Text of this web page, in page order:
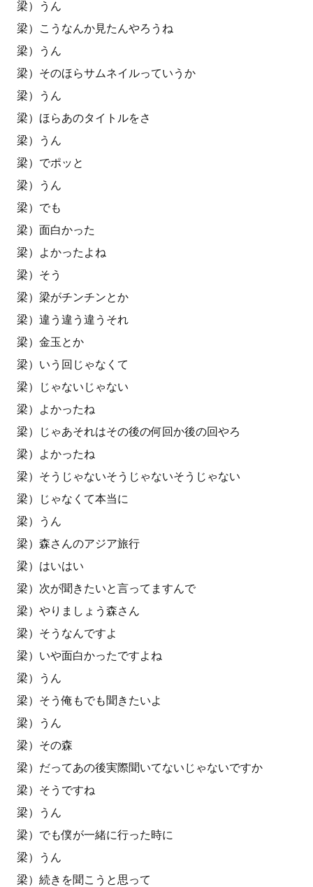
梁）うん
梁）こうなんか見たんやろうね
梁）うん
梁）そのほらサムネイルっていうか
梁）うん
梁）ほらあのタイトルをさ
梁）うん
梁）でポッと
梁）うん
梁）でも
梁）面白かった
梁）よかったよね
梁）そう
梁）梁がチンチンとか
梁）違う違う違うそれ
梁）金玉とか
梁）いう回じゃなくて
梁）じゃないじゃない
梁）よかったね
梁）じゃあそれはその後の何回か後の回やろ
梁）よかったね
梁）そうじゃないそうじゃないそうじゃない
梁）じゃなくて本当に
梁）うん
梁）森さんのアジア旅行
梁）はいはい
梁）次が聞きたいと言ってますんで
梁）やりましょう森さん
梁）そうなんですよ
梁）いや面白かったですよね
梁）うん
梁）そう俺もでも聞きたいよ
梁）うん
梁）その森
梁）だってあの後実際聞いてないじゃないですか
梁）そうですね
梁）うん
梁）でも僕が一緒に行った時に
梁）うん
梁）続きを聞こうと思って